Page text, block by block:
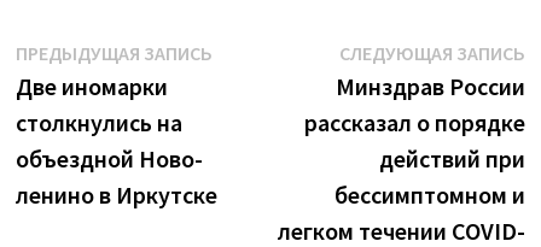
Навигация
по
записям
ПРЕДЫДУЩАЯ ЗАПИСЬПредыдущая
Две иномарки
столкнулись на
объездной Ново-
ленино в Иркутске
СЛЕДУЮЩАЯ ЗАПИСЬ
Минздрав России
рассказал о порядке
действий при
бессимптомном и
легком течении COVID-